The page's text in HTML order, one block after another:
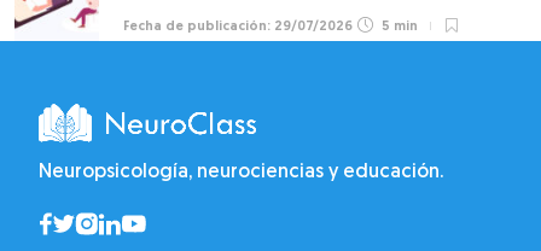
29/07/2026 5 min
Neuropsicología, neurociencias y educación.